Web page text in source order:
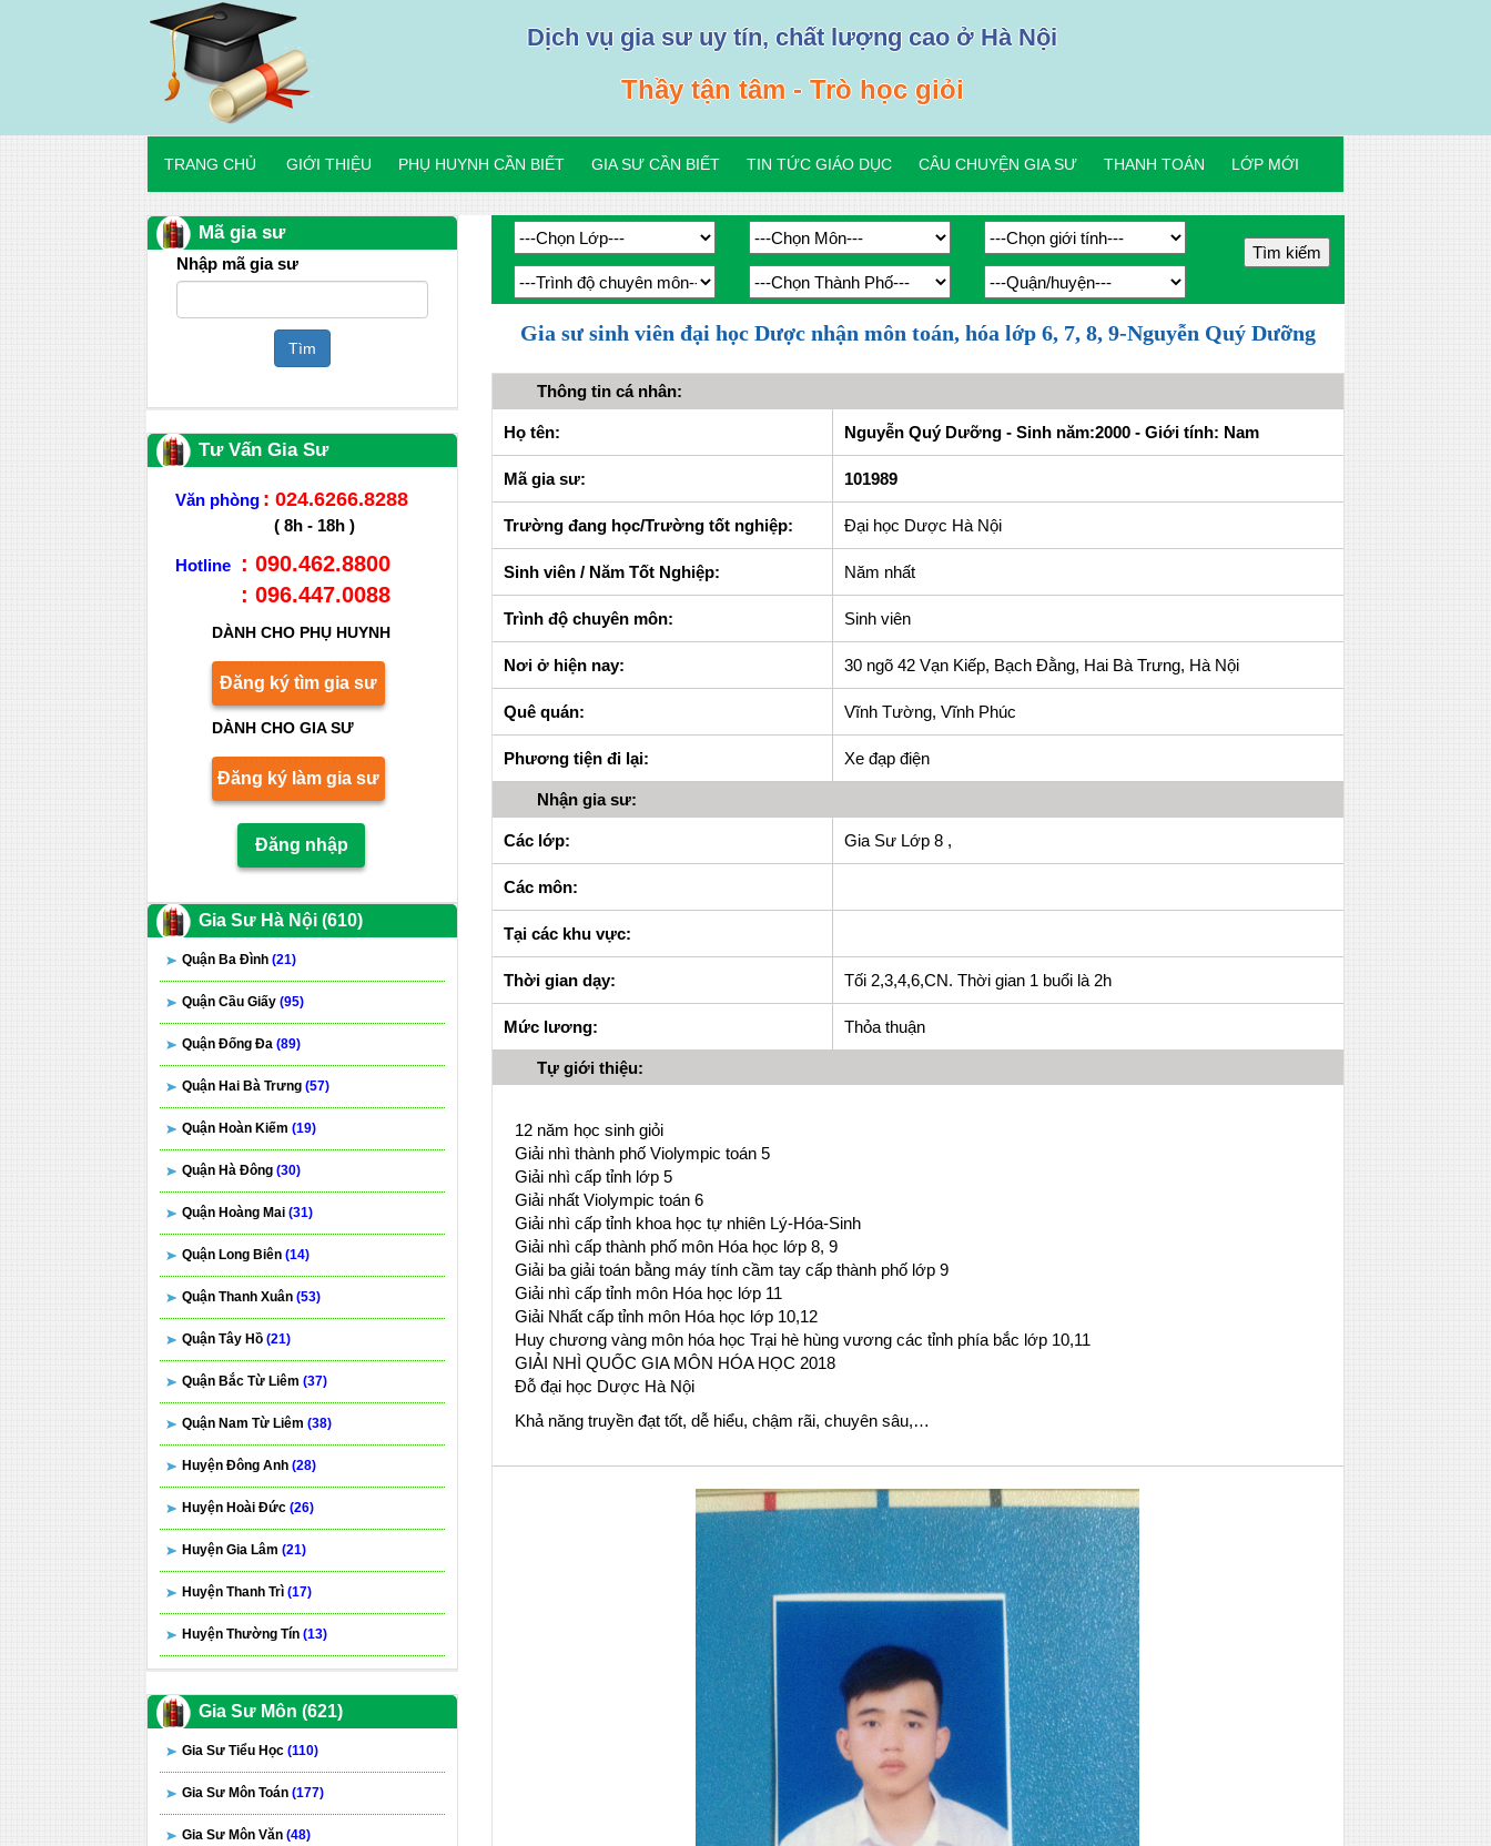
Dịch vụ gia sư uy tín, chất lượng cao ở Hà Nội
Thầy tận tâm - Trò học giỏi
TRANG CHỦ GIỚI THIỆU PHỤ HUYNH CẦN BIẾT GIA SƯ CẦN BIẾT TIN TỨC GIÁO DỤC CÂU CHUYỆN GIA SƯ THANH TOÁN LỚP MỚI
Gia sư sinh viên đại học Dược nhận môn toán, hóa lớp 6, 7, 8, 9-Nguyễn Quý Dưỡng
Thông tin cá nhân:
Họ tên: Nguyễn Quý Dưỡng - Sinh năm:2000 - Giới tính: Nam
Mã gia sư: 101989
Trường đang học/Trường tốt nghiệp: Đại học Dược Hà Nội
Sinh viên / Năm Tốt Nghiệp: Năm nhất
Trình độ chuyên môn: Sinh viên
Nơi ở hiện nay: 30 ngõ 42 Vạn Kiếp, Bạch Đằng, Hai Bà Trưng, Hà Nội
Quê quán: Vĩnh Tường, Vĩnh Phúc
Phương tiện đi lại: Xe đạp điện
Nhận gia sư:
Các lớp: Gia Sư Lớp 8 ,
Các môn:
Tại các khu vực:
Thời gian dạy: Tối 2,3,4,6,CN. Thời gian 1 buổi là 2h
Mức lương: Thỏa thuận
Tự giới thiệu:
12 năm học sinh giỏi
Giải nhì thành phố Violympic toán 5
Giải nhì cấp tỉnh lớp 5
Giải nhất Violympic toán 6
Giải nhì cấp tỉnh khoa học tự nhiên Lý-Hóa-Sinh
Giải nhì cấp thành phố môn Hóa học lớp 8, 9
Giải ba giải toán bằng máy tính cầm tay cấp thành phố lớp 9
Giải nhì cấp tỉnh môn Hóa học lớp 11
Giải Nhất cấp tỉnh môn Hóa học lớp 10,12
Huy chương vàng môn hóa học Trại hè hùng vương các tỉnh phía bắc lớp 10,11
GIẢI NHÌ QUỐC GIA MÔN HÓA HỌC 2018
Đỗ đại học Dược Hà Nội
Khả năng truyền đạt tốt, dễ hiểu, chậm rãi, chuyên sâu,…
Mã gia sư
Nhập mã gia sư
Tìm
Tư Vấn Gia Sư
Văn phòng : 024.6266.8288
( 8h - 18h )
Hotline
: 090.462.8800
: 096.447.0088
DÀNH CHO PHỤ HUYNH
Đăng ký tìm gia sư
DÀNH CHO GIA SƯ
Đăng ký làm gia sư
Đăng nhập
Gia Sư Hà Nội (610)
Quận Ba Đình (21)
Quận Cầu Giấy (95)
Quận Đống Đa (89)
Quận Hai Bà Trưng (57)
Quận Hoàn Kiếm (19)
Quận Hà Đông (30)
Quận Hoàng Mai (31)
Quận Long Biên (14)
Quận Thanh Xuân (53)
Quận Tây Hồ (21)
Quận Bắc Từ Liêm (37)
Quận Nam Từ Liêm (38)
Huyện Đông Anh (28)
Huyện Hoài Đức (26)
Huyện Gia Lâm (21)
Huyện Thanh Trì (17)
Huyện Thường Tín (13)
Gia Sư Môn (621)
Gia Sư Tiểu Học (110)
Gia Sư Môn Toán (177)
Gia Sư Môn Văn (48)